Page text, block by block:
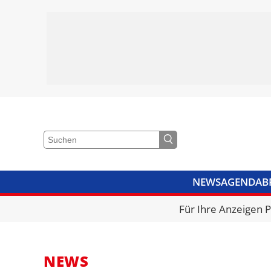
NEWSAGENDA
VIDEOSBIBLIOTHEK
Für Ihre Anzeigen
NEWS